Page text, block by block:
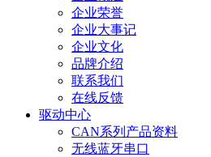
企业荣誉
企业大事记
企业文化
品牌介绍
联系我们
在线反馈
驱动中心
CAN系列产品资料
无线蓝牙串口